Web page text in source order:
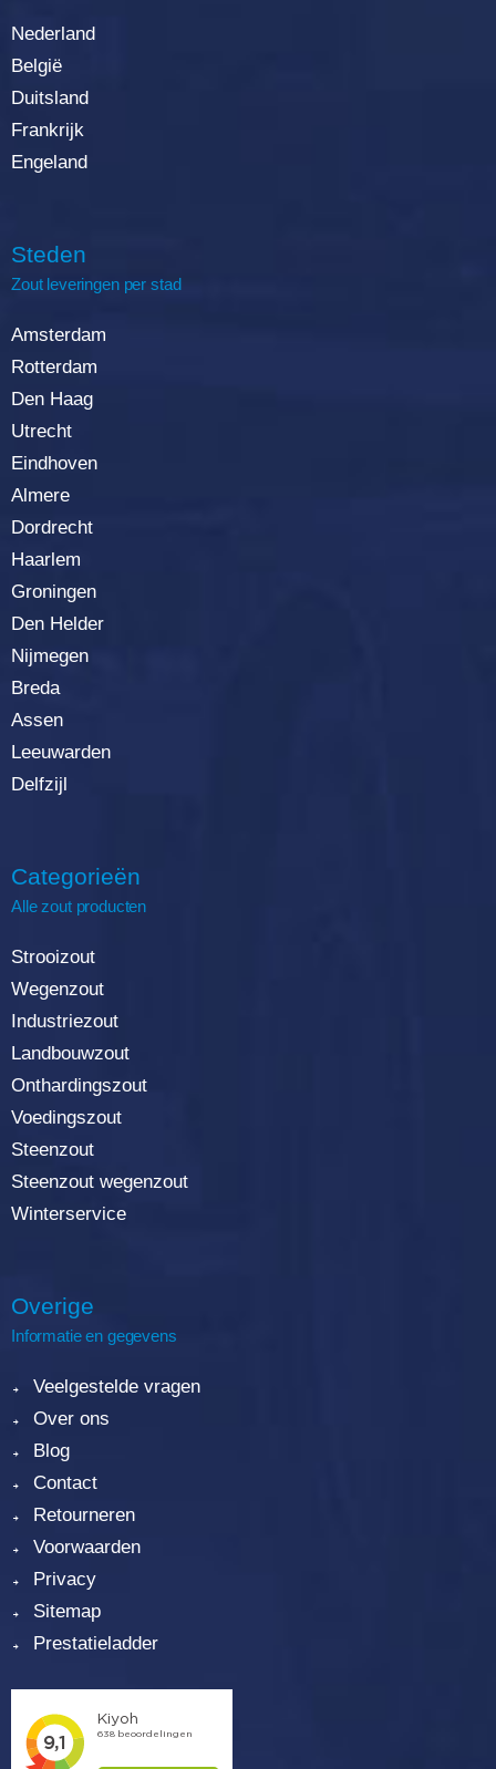
Nederland
België
Duitsland
Frankrijk
Engeland
Steden
Zout leveringen per stad
Amsterdam
Rotterdam
Den Haag
Utrecht
Eindhoven
Almere
Dordrecht
Haarlem
Groningen
Den Helder
Nijmegen
Breda
Assen
Leeuwarden
Delfzijl
Categorieën
Alle zout producten
Strooizout
Wegenzout
Industriezout
Landbouwzout
Onthardingszout
Voedingszout
Steenzout
Steenzout wegenzout
Winterservice
Overige
Informatie en gegevens
Veelgestelde vragen
Over ons
Blog
Contact
Retourneren
Voorwaarden
Privacy
Sitemap
Prestatieladder